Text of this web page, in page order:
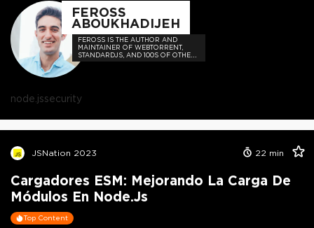
FEROSS
ABOUKHADIJEH
FEROSS IS THE AUTHOR AND
MAINTAINER OF WEBTORRENT,
STANDARDJS, AND 100S OF OTHER
OPEN SOURCE PROJECTS
node.jssecurity
JSNation 2023 22 min
Cargadores ESM: Mejorando La Carga De
Módulos En Node.js
Top Content